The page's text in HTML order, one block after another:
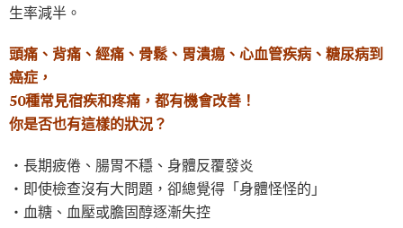
生率減半。
頭痛、背痛、經痛、骨鬆、胃潰痬、心血管疾病、糖尿病到
癌症，
50種常見宿疾和疼痛，都有機會改善！
你是否也有這樣的狀況？
‧長期疲倦、腸胃不穩、身體反覆發炎
‧即使檢查沒有大問題，卻總覺得「身體怪怪的」
‧血糖、血壓或膽固醇逐漸失控